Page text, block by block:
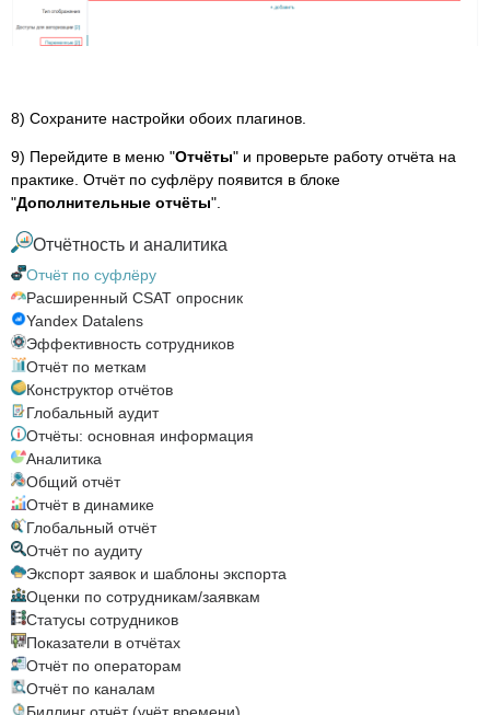
8) Сохраните настройки обоих плагинов.
9) Перейдите в меню "Отчёты" и проверьте работу отчёта на
практике. Отчёт по суфлёру появится в блоке
"Дополнительные отчёты".
Отчётность и аналитика
Отчёт по суфлёру
Расширенный CSAT опросник
Yandex Datalens
Эффективность сотрудников
Отчёт по меткам
Конструктор отчётов
Глобальный аудит
Отчёты: основная информация
Аналитика
Общий отчёт
Отчёт в динамике
Глобальный отчёт
Отчёт по аудиту
Экспорт заявок и шаблоны экспорта
Оценки по сотрудникам/заявкам
Статусы сотрудников
Показатели в отчётах
Отчёт по операторам
Отчёт по каналам